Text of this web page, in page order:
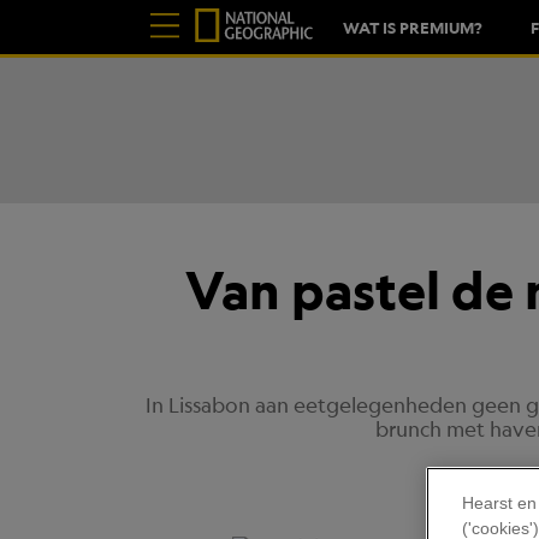
WAT IS PREMIUM?
Van pastel de
In Lissabon aan eetgelegenheden geen
brunch met
Hearst